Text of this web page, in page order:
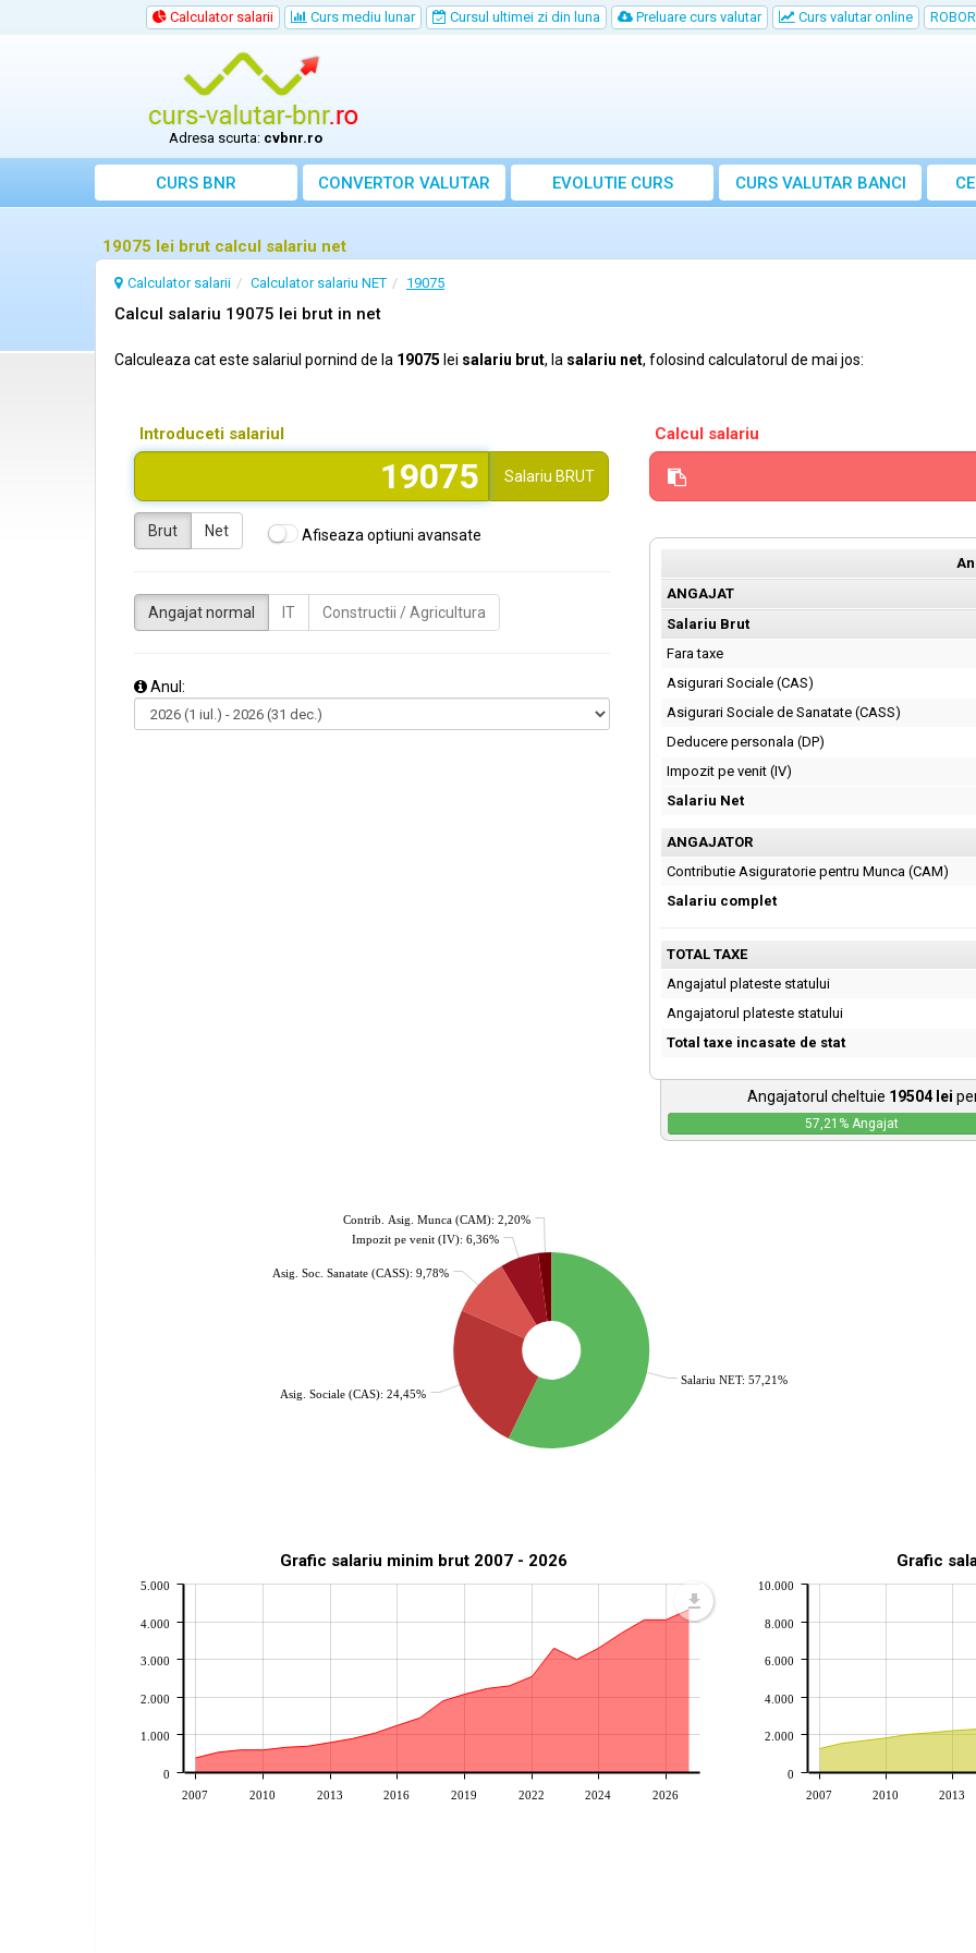
Calculator salarii Curs mediu lunar Cursul ultimei zi din luna Preluare curs valutar Curs valutar online ROBOR
Adresa scurta: cvbnr.ro
CURS BNR CONVERTOR VALUTAR EVOLUTIE CURS CURS VALUTAR BANCI
19075 lei brut calcul salariu net
Calculator salarii Calculator salariu NET 19075
Calcul salariu 19075 lei brut in net
Calculeaza cat este salariul pornind de la 19075 lei salariu brut, la salariu net, folosind calculatorul de mai jos:
Introduceti salariul
Salariu BRUT
Brut Net Afiseaza optiuni avansate
Angajat normal IT Constructii / Agricultura
Anul:
Calcul salariu
ANGAJAT
Salariu Brut
Fara taxe
Asigurari Sociale (CAS)
Asigurari Sociale de Sanatate (CASS)
Deducere personala (DP)
Impozit pe venit (IV)
Salariu Net
ANGAJATOR
Contributie Asiguratorie pentru Munca (CAM)
Salariu complet
TOTAL TAXE
Angajatul plateste statului
Angajatorul plateste statului
Total taxe incasate de stat
Angajatorul cheltuie 19504 lei
57,21 % Angajat
Salariu NET: 57,21%
Asig. Sociale (CAS): 24,45%
Asig. Soc. Sanatate (CASS): 9,78%
Impozit pe venit (IV): 6,36%
Contrib. Asig. Munca (CAM): 2,20%
Grafic salariu minim brut 2007 - 2026
2007 2010 2013 2016 2019 2022 2024 2026
0
1.000
2.000
3.000
4.000
5.000
Grafic
2007 2010 2013
0
2.000
4.000
6.000
8.000
10.000